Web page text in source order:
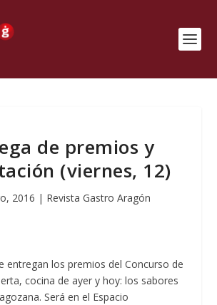
de premios y
(viernes, 12)
2016 | Revista Gastro Aragón
entregan los premios del Concurso de
cocina de ayer y hoy: los sabores
Será en el Espacio